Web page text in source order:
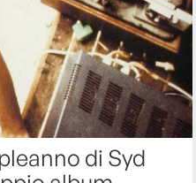
di Syd